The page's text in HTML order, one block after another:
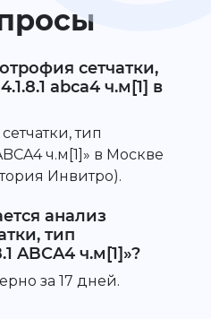
сетчатки,
abca4 ч.м[1] в
тип
ч.м[1]» в Москве
Инвитро).
анализ
тип
ABCA4 ч.м[1]»?
за 17 дней.